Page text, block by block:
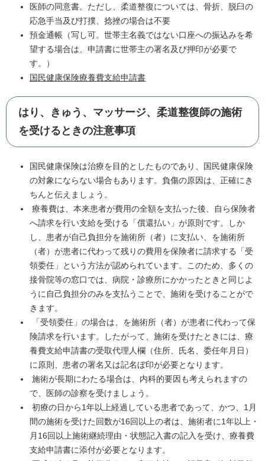
医師の同意書。ただし、柔道整復については、骨折、脱臼の
応急手当及び打撲、捻挫の場合は不要
預金通帳（写し可。世帯主名義ではない口座への振込みを希
望する場合は、申請書に世帯主の署名及び押印が必要で
す。）
国民健康保険療養費支給申請書
はり、きゅう、マッサージ、柔道整復師の施術
を受けるときの注意事項
国民健康保険は治療を目的としたものであり、国民健康保険
の対象にならない場合もあります。負傷の原因は、正確にき
ちんと伝えましょう。
療養費は、本来患者が費用の全額を支払った後、自ら保険者
へ請求を行い支給を受ける「償還払い」が原則です。しか
し、患者が自己負担分を施術所（者）に支払い、を施術所
（者）が患者に代わって残りの費用を保険者に請求する「受
領委任」という方法が認められています。このため、多くの
接骨院等の窓口では、病院・診療所にかかったときと同じよ
うに自己負担分のみを支払うことで、施術を受けることがで
きます。
「受領委任」の場合は、を施術所（者）が患者に代わって保
険請求を行います。したがって、施術を受けたときには、療
養費支給申請書の受取代理人欄（住所、氏名、委任年月日）
に原則、患者の署名又は記名ぼ印が必要となります。
施術が長期にわたる場合は、内科的要因も考えられますの
で、医師の診察を受けましょう。
初療の日から1年以上経過している患者であって、かつ、1月
間の施術を受けた回数が16回以上の者は、施術者に1年以上・
月16回以上施術継続理由・状態記入書の記入を受け、療養費
支給申請書に添付が必要となります。